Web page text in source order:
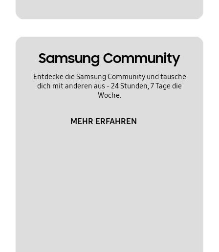
Samsung Community
Entdecke die Samsung Community und tausche
dich mit anderen aus - 24 Stunden, 7 Tage die
Woche.
MEHR ERFAHREN